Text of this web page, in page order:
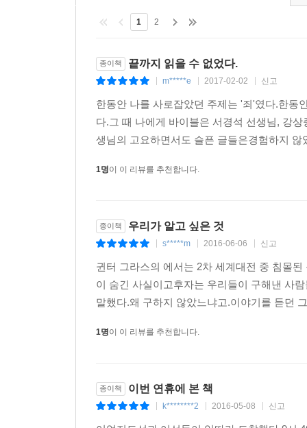
123정 기관장 최완식은 당시 접안이 “불가능한
너무 멀리 떨어져서 마치 ‘강 건너 불 보듯’ 하며
이 떨어지려고 한 진짜 이유가 무엇인지 알 수 없
까이 있으면 같이 침몰하게 되니까 배를 뺐다”는
“구조나 이런 것을 지휘”하는 데 관심이 없는 청
와대-해경 핫라인은 평균 3분 간격으로 울려댔다
해경의 지휘 계통을 타고 아래로 아래로 내려가
주석을 달아서 정확성을 기했다. 주석은 2281개다.
*세월호의 마지막 교신을 찾아내다
09:40 SSB 제주 운항관리실-세월호 [음성]
제주 운항관리실: 세월호, 세월호, 해운제주 감도
세월호: 네, 세월호입니다.
제주 운항관리실: 혹시 경비정, P정 경비정 도착했
세월호: 네, 뭐라고요?
제주 운항관리실: (다른 담당자가 전화 바꿔 받음)
제주 운항관리실: 예, 지금 P정이 계류했습니까?
세월호: 네, 지금 경비정 옆에 와 있습니다. 그러
하러 와야 될 것 같습니다.
제주 운항관리실: 네, 잘 알았습니다. 지금 선체는
세월호가 외부와 나눈 ‘마지막 교신’을 공개했
‘진실의 힘 세월호 기록팀’은 제주 운항관리실
1 2
종이책 끝까지 읽을 수 없었다.
m*****e 2017-02-02 신고
한동안 나를 사로잡았던 주제는 '죄'였다.한동
다.그 때 나에게 바이블은 서경석 선생님, 강
생님의 고요하면서도 슬픈 글들은경험하지
1명이 이 리뷰를 추천합니다.
종이책 우리가 알고 싶은 것
s*****m 2016-06-06 신고
귄터 그라스의 에서는 2차 세계대전 중 침몰
이 숨긴 사실이고후자는 우리들이 구해낸 사
말했다.왜 구하지 않았느냐고.이야기를 듣던
1명이 이 리뷰를 추천합니다.
종이책 이번 연휴에 본 책
k********2 2016-05-08 신고